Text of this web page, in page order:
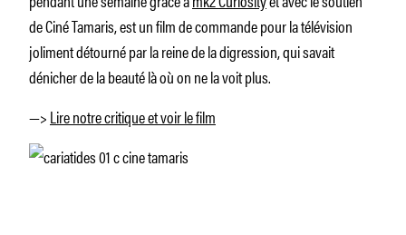
de Ciné Tamaris, est un film de commande pour la télévision
joliment détourné par la reine de la digression, qui savait
dénicher de la beauté là où on ne la voit plus.
—>Lire notre critique et voir le film